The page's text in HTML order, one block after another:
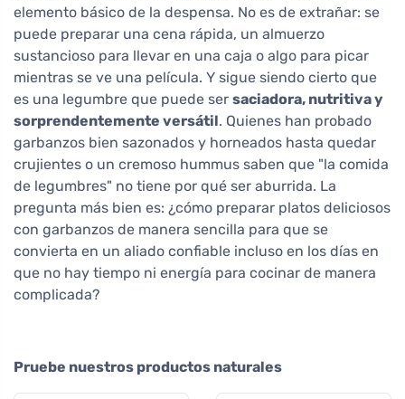
elemento básico de la despensa. No es de extrañar: se
puede preparar una cena rápida, un almuerzo
sustancioso para llevar en una caja o algo para picar
mientras se ve una película. Y sigue siendo cierto que
es una legumbre que puede ser saciadora, nutritiva y
sorprendentemente versátil. Quienes han probado
garbanzos bien sazonados y horneados hasta quedar
crujientes o un cremoso hummus saben que "la comida
de legumbres" no tiene por qué ser aburrida. La
pregunta más bien es: ¿cómo preparar platos deliciosos
con garbanzos de manera sencilla para que se
convierta en un aliado confiable incluso en los días en
que no hay tiempo ni energía para cocinar de manera
complicada?
Pruebe nuestros productos naturales